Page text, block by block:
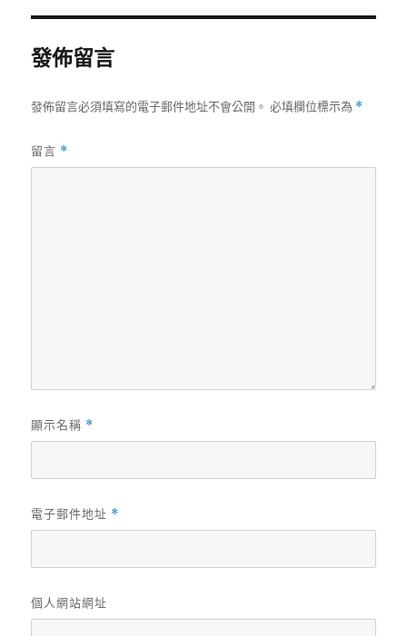
發佈留言
發佈留言必須填寫的電子郵件地址不會公開。 必填欄位標示為 *
留言 *
顯示名稱 *
電子郵件地址 *
個人網站網址